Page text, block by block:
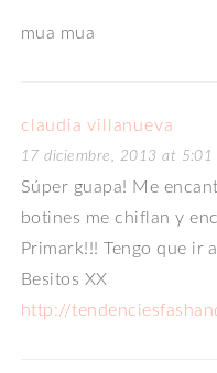
mua mua
claudia villanueva
17 diciembre, 2013 at 5:01
Súper guapa! Me
botines me chiflan y
Primark!!! Tengo que ir
Besitos XX
http://